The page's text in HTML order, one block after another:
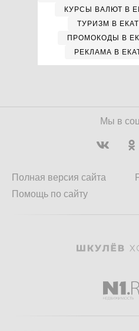
КУРСЫ ВАЛЮТ В
ТУРИЗМ В
ПРОМОКОДЫ В
РЕКЛАМА В
Мы в
Полная версия сайта
Помощь по сайту